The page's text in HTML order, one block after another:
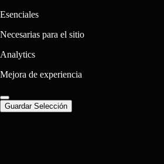
Esenciales
Necesarias para el sitio
Analytics
Mejora de experiencia
Guardar Selección